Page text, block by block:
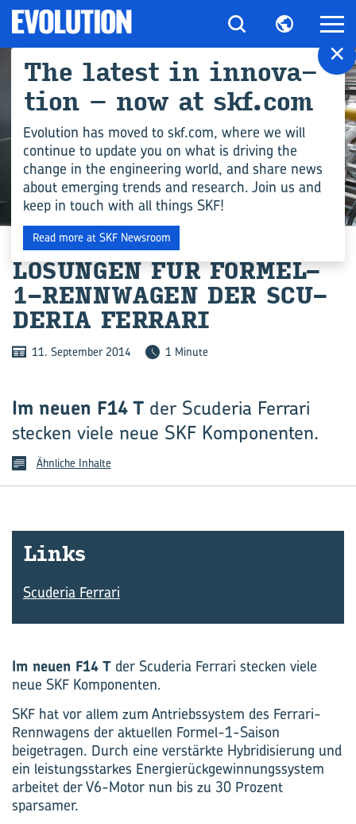
INDUSTRIE
LÖ­SUN­GEN FÜR FORMEL-​
1-​RENNWAGEN DER SCU­
DE­RIA FER­RA­RI
11. September 2014 1 Minute
Im neuen F14 T der Scuderia Ferrari
stecken viele neue SKF Komponenten.
Ähnliche Inhalte
Links
Scuderia Ferrari
Im neuen F14 T der Scuderia Ferrari stecken viele
neue SKF Komponenten.
SKF hat vor allem zum Antriebssystem des Ferrari-
Rennwagens der aktuellen Formel-1-Saison
beigetragen. Durch eine verstärkte Hybridisierung und
ein leistungsstarkes Energierückgewinnungssystem
arbeitet der V6-Motor nun bis zu 30 Prozent
sparsamer.
×
The la­test in in­no­va­
ti­on – now at skf.com
Evolution has moved to skf.com, where we will
continue to update you on what is driving the
change in the engineering world, and share news
about emerging trends and research. Join us and
keep in touch with all things SKF!
Read more at SKF Newsroom